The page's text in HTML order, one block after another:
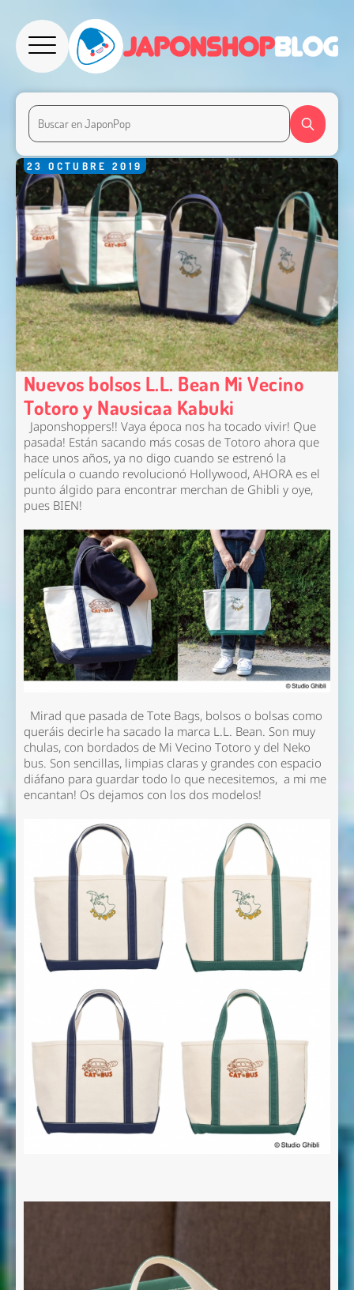
23 OCTUBRE 2019
Nuevos bolsos L.L. Bean Mi Vecino
Totoro y Nausicaa Kabuki
Japonshoppers!! Vaya época nos ha tocado vivir! Que
pasada! Están sacando más cosas de Totoro ahora que
hace unos años, ya no digo cuando se estrenó la
película o cuando revolucionó Hollywood, AHORA es el
punto álgido para encontrar merchan de Ghibli y oye,
pues BIEN!
Mirad que pasada de Tote Bags, bolsos o bolsas como
queráis decirle ha sacado la marca L.L. Bean. Son muy
chulas, con bordados de Mi Vecino Totoro y del Neko
bus. Son sencillas, limpias claras y grandes con espacio
diáfano para guardar todo lo que necesitemos, a mi me
encantan! Os dejamos con los dos modelos!